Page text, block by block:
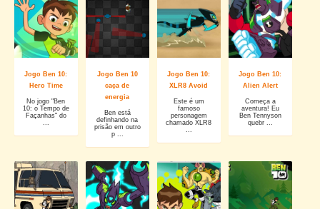
Jogo Ben 10:
Hero Time
No jogo "Ben
10: o Tempo de
Façanhas" do
Jogo Ben 10
caça de
energia
Ben está
definhando na
prisão em outro
p ...
Jogo Ben 10:
XLR8 Avoid
Este é um
famoso
personagem
chamado XLR8
Jogo Ben 10:
Alien Alert
Começa a
aventura! Eu
Ben Tennyson
quebr ...